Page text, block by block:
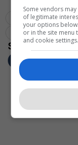
Aksidente
Gjilani
Some vendors
of legitimate
your options
or in the site menu
and cookie settings.